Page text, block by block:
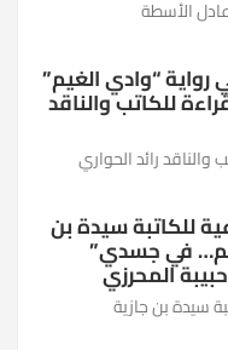
الأسطة
“وادي الغيم”
للكاتب والناقد
والناقد رائد الحواري
للكاتبة سيدة بن
في جسدي”
المحرزي
سيدة بن جازية